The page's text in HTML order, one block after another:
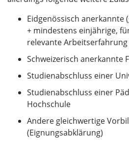
Eidgenössisch anerkannte
+ mindestens einjährige,
relevante Arbeitserfahrung
Schweizerisch anerkannte
Studienabschluss einer
Studienabschluss einer
Hochschule
Andere gleichwertige
(Eignungsabklärung)